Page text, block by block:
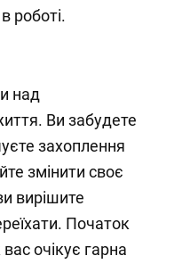
роботі.
над
Ви забудете
захоплення
змінити своє
вирішите
Початок
очікує гарна